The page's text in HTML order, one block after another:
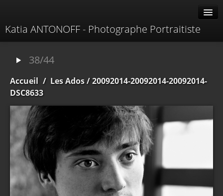
Katia ANTONOFF - Photographe Portraitiste
À propos
Contacter
38/44
Accueil / Les Ados/ 20092014-20092014-20092014-
DSC8633